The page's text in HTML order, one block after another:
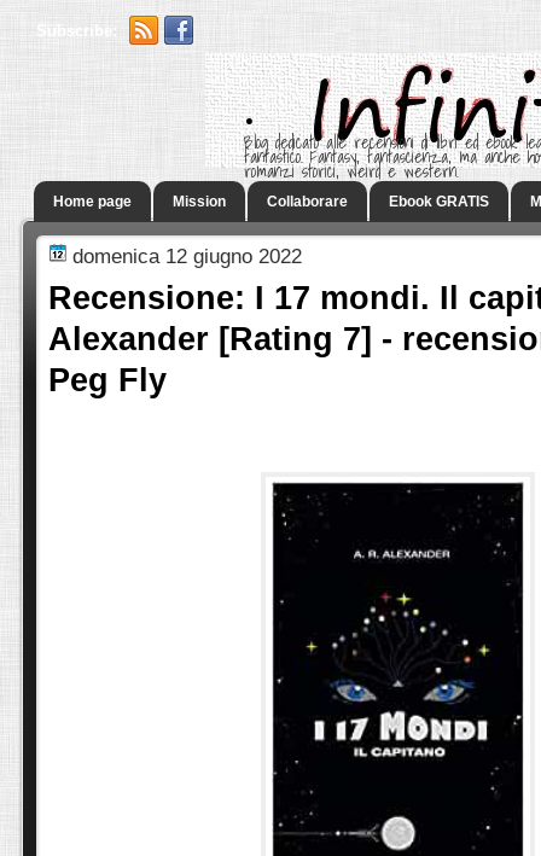
Subscribe:
.
Blog dedicato alle recensioni di libri ed ebook
fantastico. Fantasy, fantascienza, ma anche
romanzi storici, weird e western.
Home page Mission Collaborare Ebook GRATIS
domenica 12 giugno 2022
Recensione: I 17 mondi. Il
Alexander [Rating 7] -
Peg Fly